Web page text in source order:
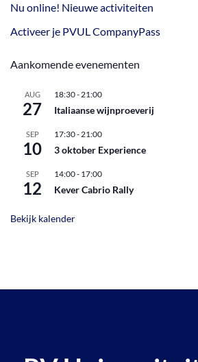
Nu online! Nieuwe activiteiten
Activeer je PVUL CompanyPass
Aankomende evenementen
AUG
27
18:30- 21:00
Italiaanse wijnproeverij
SEP
10
17:30- 21:00
3 oktober Experience
SEP
12
14:00- 17:00
Kever Cabrio Rally
Bekijk kalender